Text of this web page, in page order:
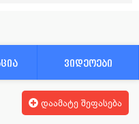
ვიდეოები
დაამატე შეფასება